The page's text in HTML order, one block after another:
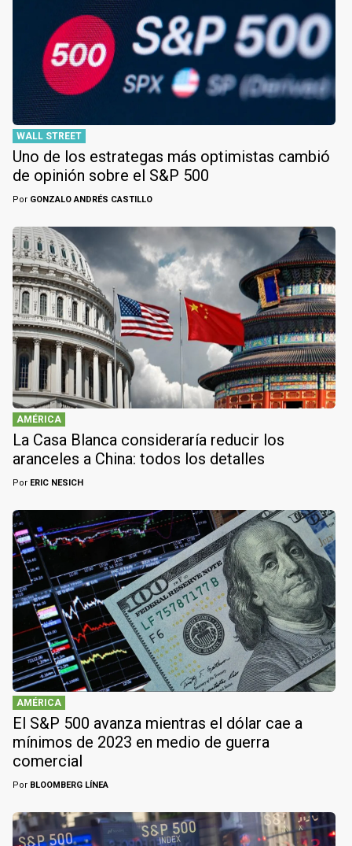
WALL STREET
Uno de los estrategas más optimistas cambió
de opinión sobre el S&P 500
Por GONZALO ANDRÉS CASTILLO
AMÉRICA
La Casa Blanca consideraría reducir los
aranceles a China: todos los detalles
Por ERIC NESICH
AMÉRICA
El S&P 500 avanza mientras el dólar cae a
mínimos de 2023 en medio de guerra
comercial
Por BLOOMBERG LÍNEA